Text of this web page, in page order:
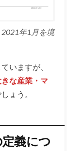
2021年1月を境
いますが、
な産業・マ
ょう。
義につ